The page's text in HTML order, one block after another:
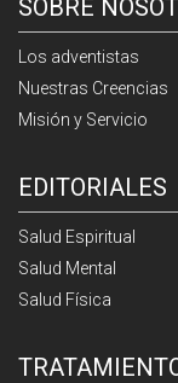
SOBRE
Los adventistas
Nuestras Creencias
Misión y Servicio
EDITORIALES
Salud Espiritual
Salud Mental
Salud Física